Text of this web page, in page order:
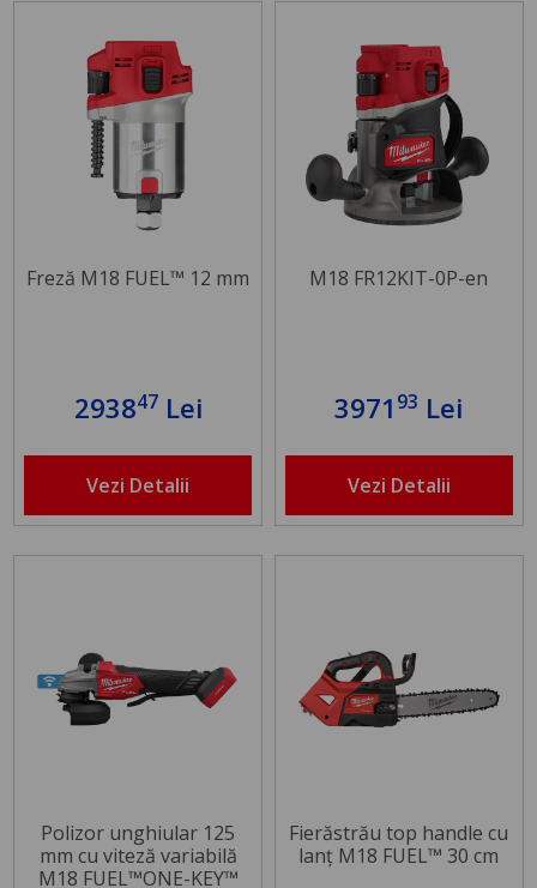
Freză M18 FUEL™ 12 mm
293847Lei
Vezi Detalii
M18 FR12KIT-0P-en
3971 93 Lei
Vezi Detalii
Polizor unghiular 125
mm cu viteză variabilă
M18 FUEL™ONE-KEY™
Fierăstrău top handle cu
lanț M18 FUEL™ 30 cm